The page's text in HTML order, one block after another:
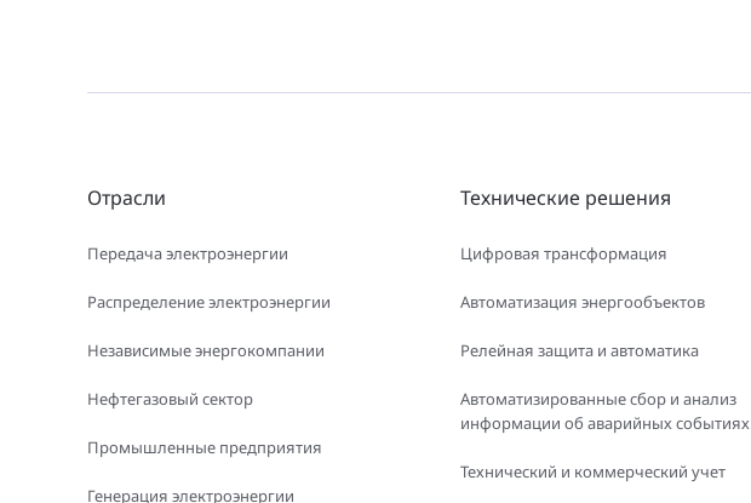
Отрасли
Передача электроэнергии
Распределение электроэнергии
Независимые энергокомпании
Нефтегазовый сектор
Промышленные предприятия
Генерация электроэнергии
Технические решения
Цифровая трансформация
Автоматизация энергообъектов
Релейная защита и автоматика
Автоматизированные сбор и анализ
информации об аварийных событиях
Технический и коммерческий учет